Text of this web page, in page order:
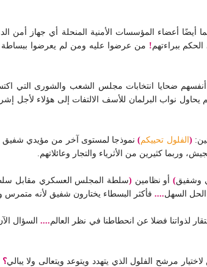
أعضاء المؤسسات الأمنية المنحلة أي جهاز أمن
ببراءتهم! من عرضوا عليه ومن لم يعرضوا ببساطة
ضحايا انتخابات مجلس الشعب والشورى التي
يحاول نواب البرلمان للأسف الالتفات إلى هؤلاء لأجل
( الفلول تحييكم)نموذجا لمستوى آخر من مؤيدي شفيق من
كثيرين من الأثرياء والتجار وعائلاتهم.
وشفيق) أو نظامين (سلطة المجلس العسكري مقابل
الحل السهل.... فأكثر البسطاء يختارون شفيق لأنه
لذواتنا فضلا عن انحطاطنا في نظر العالم....السؤال الآن
مرشح الفلول الذي يتهدد ويتوعد ويتعالى ولا يبالي